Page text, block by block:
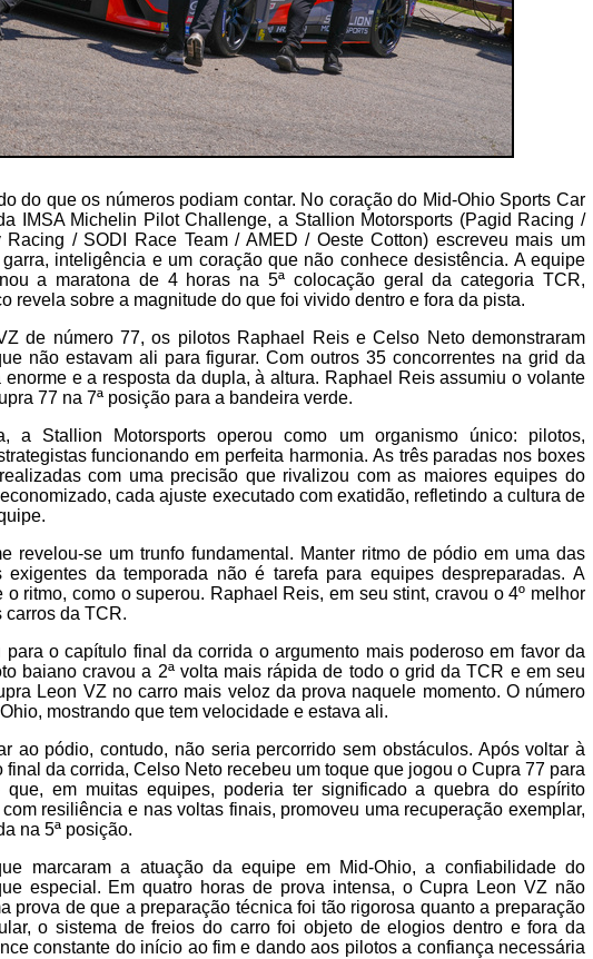
do que os números podiam contar. No coração do Mid-Ohio Sports Car
IMSA Michelin Pilot Challenge, a Stallion Motorsports (Pagid Racing /
Racing / SODI Race Team / AMED / Oeste Cotton) escreveu mais um
inteligência e um coração que não conhece desistência. A equipe
a maratona de 4 horas na 5ª colocação geral da categoria TCR,
revela sobre a magnitude do que foi vivido dentro e fora da pista.
de número 77, os pilotos Raphael Reis e Celso Neto demonstraram
não estavam ali para figurar. Com outros 35 concorrentes na grid da
e a resposta da dupla, à altura. Raphael Reis assumiu o volante
77 na 7ª posição para a bandeira verde.
a Stallion Motorsports operou como um organismo único: pilotos,
funcionando em perfeita harmonia. As três paradas nos boxes
com uma precisão que rivalizou com as maiores equipes do
cada ajuste executado com exatidão, refletindo a cultura de
revelou-se um trunfo fundamental. Manter ritmo de pódio em uma das
exigentes da temporada não é tarefa para equipes despreparadas. A
ritmo, como o superou. Raphael Reis, em seu stint, cravou o 4º melhor
carros da TCR.
o capítulo final da corrida o argumento mais poderoso em favor da
baiano cravou a 2ª volta mais rápida de todo o grid da TCR e em seu
Leon VZ no carro mais veloz da prova naquele momento. O número
mostrando que tem velocidade e estava ali.
ao pódio, contudo, não seria percorrido sem obstáculos. Após voltar à
final da corrida, Celso Neto recebeu um toque que jogou o Cupra 77 para
em muitas equipes, poderia ter significado a quebra do espírito
resiliência e nas voltas finais, promoveu uma recuperação exemplar,
na 5ª posição.
marcaram a atuação da equipe em Mid-Ohio, a confiabilidade do
especial. Em quatro horas de prova intensa, o Cupra Leon VZ não
prova de que a preparação técnica foi tão rigorosa quanto a preparação
o sistema de freios do carro foi objeto de elogios dentro e fora da
constante do início ao fim e dando aos pilotos a confiança necessária